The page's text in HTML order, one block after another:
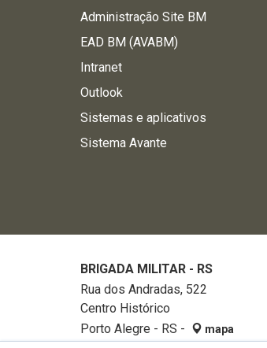
Administração Site BM
EAD BM (AVABM)
Intranet
Outlook
Sistemas e aplicativos
Sistema Avante
BRIGADA MILITAR - RS
Rua dos Andradas, 522
Centro Histórico
Porto Alegre - RS -
mapa